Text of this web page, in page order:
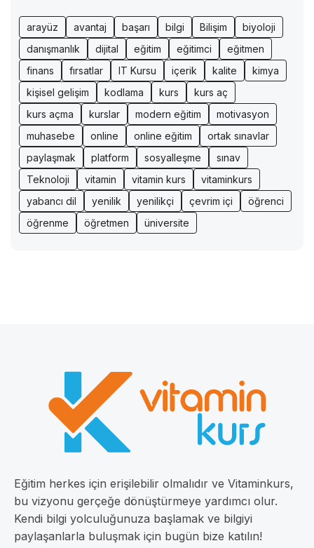
arayüz avantaj başarı bilgi Bilişim
biyoloji
danışmanlık
dijital eğitim eğitimci
eğitmen
finans
fırsatlar IT Kursu içerik kalite
kimya
kişisel gelişim
kodlama kurs
kurs aç
kurs açma
kurslar modern eğitim
motivasyon
muhasebe
online online eğitim
ortak sınavlar
paylaşmak
platform sosyalleşme
sınav
Teknoloji
vitamin vitamin kurs
vitaminkurs
yabancı dil
yenilik yenilikçi çevrim içi
öğrenci
öğrenme
öğretmen üniversite
Eğitim herkes için erişilebilir olmalıdır ve Vitaminkurs,
bu vizyonu gerçeğe dönüştürmeye yardımcı olur.
Kendi bilgi yolculuğunuza başlamak ve bilgiyi
paylaşanlarla buluşmak için bugün bize katılın!